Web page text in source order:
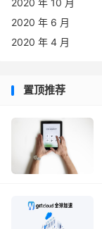
2020 年 10 月
2020 年 6 月
2020 年 4 月
置顶推荐